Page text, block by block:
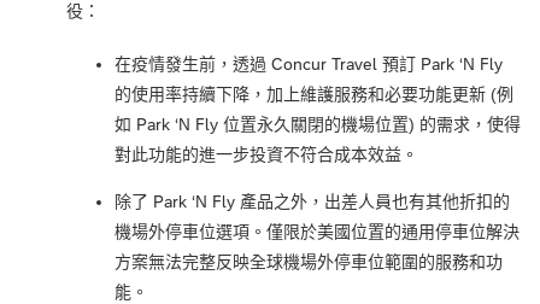
役：
在疫情發生前，透過 Concur Travel 預訂 Park ‘N Fly
的使用率持續下降，加上維護服務和必要功能更新 (例
如 Park ‘N Fly 位置永久關閉的機場位置) 的需求，使得
對此功能的進一步投資不符合成本效益。
除了 Park ‘N Fly 產品之外，出差人員也有其他折扣的
機場外停車位選項。僅限於美國位置的通用停車位解決
方案無法完整反映全球機場外停車位範圍的服務和功
能。